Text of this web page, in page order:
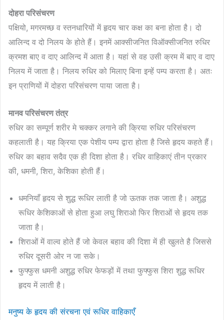
दोहरा परिसंचरण
पक्षियो, मगरमच्छ व स्तनधारियों में हृदय चार कक्ष का बना होता है। दो
आलिन्द व दो निलय के होते हैं। इनमें आक्सीजनित विऑक्सीजनित रुधिर
क्रमश बाए व दाए आलिन्द में आता है। यहां से वह उसी क्रम में बाए व दाए
निलय में जाता है। निलय रुधिर को मिलाए बिना इन्हें पम्प करता है। अतः
इन प्राणियों में दोहरा परिसंचरण पाया जाता है।
मानव परिसंचरण तंत्र
रुधिर का सम्पूर्ण शरीर मे चक्कर लगाने की क्रिया रुधिर परिसंचरण
कहलाती है। यह क्रिया एक पेशीय पम्प द्वारा होता है जिसे हृदय कहते हैं।
रुधिर का बहाव सदैव एक ही दिशा होता है। रधिर वाहिकाएं तीन प्रकार
की, धमनी, शिरा, केशिका होती हैं।
धमनियाँ हृदय से शुद्ध रूधिर लाती है जो ऊतक तक जाता है। अशुद्ध
रूधिर केशिकाओं से होता हुआ लघु शिराओ फिर शिराओं से हृदय तक
जाता है।
शिराओं में वाल्व होते हैं जो केवल बहाव की दिशा में ही खुलते है जिससे
रुधिर दूसरी ओर न जा सके।
फुफ्फुस धमनी अशुद्ध रुधिर फेफड़ों में तथा फुफ्फुस शिरा शुद्ध रूधिर
हृदय में लाती है।
मनुष्य के हृदय की संरचना एवं रूधिर वाहिकाएँ